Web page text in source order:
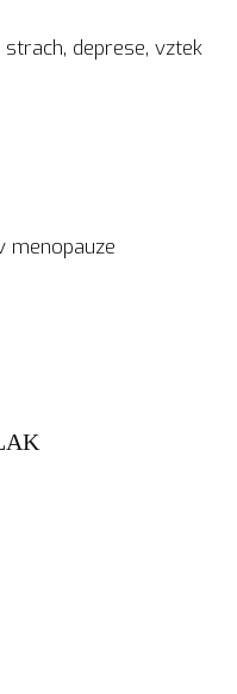
deprese, vztek
menopauze